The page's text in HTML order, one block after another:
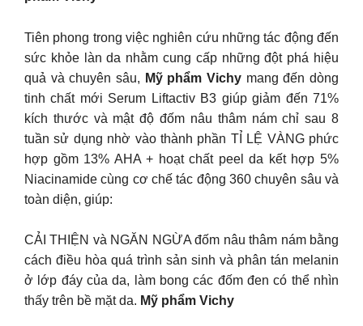
Tiên phong trong việc nghiên cứu những tác động đến
sức khỏe làn da nhằm cung cấp những đột phá hiệu
quả và chuyên sâu, Mỹ phẩm Vichy mang đến dòng
tinh chất mới Serum Liftactiv B3 giúp giảm đến 71%
kích thước và mật độ đốm nâu thâm nám chỉ sau 8
tuần sử dụng nhờ vào thành phần TỈ LỆ VÀNG phức
hợp gồm 13% AHA + hoạt chất peel da kết hợp 5%
Niacinamide cùng cơ chế tác động 360 chuyên sâu và
toàn diện, giúp:
CẢI THIỆN và NGĂN NGỪA đốm nâu thâm nám bằng
cách điều hòa quá trình sản sinh và phân tán melanin
ở lớp đáy của da, làm bong các đốm đen có thể nhìn
thấy trên bề mặt da. Mỹ phẩm Vichy